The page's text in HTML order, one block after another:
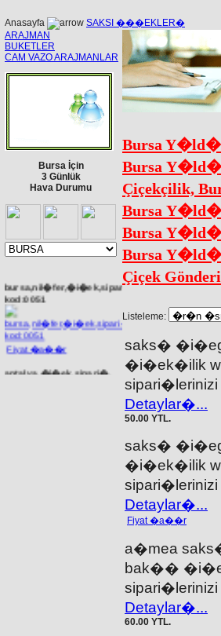
Anasayfa
SAKSI ���EKLER�
ARAJMAN
BUKETLER
CAM VAZO ARAJMANLAR
Bursa İçin
3 Günlük
Hava Durumu
bursa,nil�fer,�i�ek,sipari�,
kod:0051
Fiyat �a��r
antalya,�i�ek,sipari�,
bursa,mudanya,�i�ek,sipari�,
Bursa
Bursa
Çiçekçilik,
Bursa
Bursa
Bursa
Çiçek
Listeleme:
saks�
�i�ek�ilik
Detaylar�...
50.00 YTL.
saks�
�i�ek�ilik
Detaylar�...
Fiyat �a��r
a�mea
bak��
Detaylar�...
60.00 YTL.